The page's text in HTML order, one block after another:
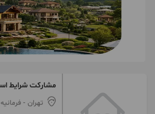
25 منطقه 1 و3 تهران - فرمانیه